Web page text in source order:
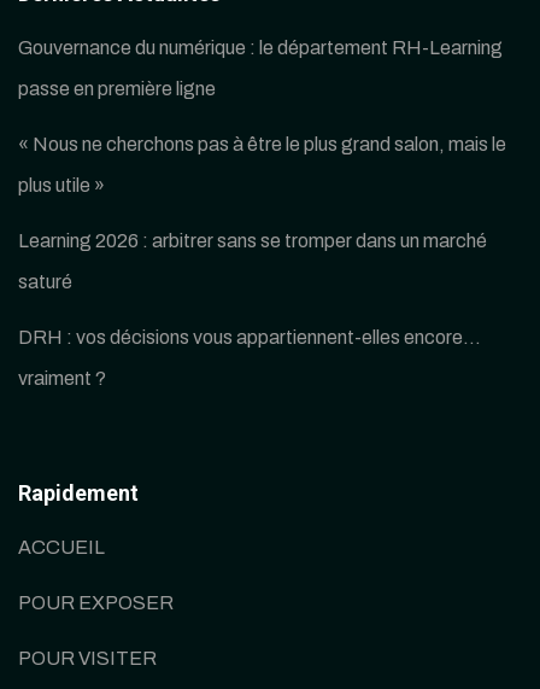
Gouvernance du numérique : le département RH-Learning
passe en première ligne
« Nous ne cherchons pas à être le plus grand salon, mais le
plus utile »
Learning 2026 : arbitrer sans se tromper dans un marché
saturé
DRH : vos décisions vous appartiennent-elles encore…
vraiment ?
Rapidement
ACCUEIL
POUR EXPOSER
POUR VISITER